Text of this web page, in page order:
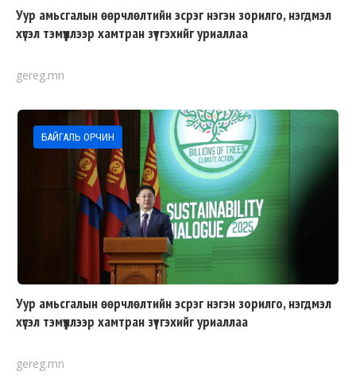
Уур амьсгалын өөрчлөлтийн эсрэг нэгэн зорилго, нэгдмэл
хүсэл тэмүүллээр хамтран зүтгэхийг уриаллаа
gereg.mn
БАЙГАЛЬ ОРЧИН
Уур амьсгалын өөрчлөлтийн эсрэг нэгэн зорилго, нэгдмэл
хүсэл тэмүүллээр хамтран зүтгэхийг уриаллаа
gereg.mn